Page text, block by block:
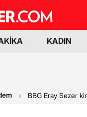
KADIN
BBG Eray Sezer